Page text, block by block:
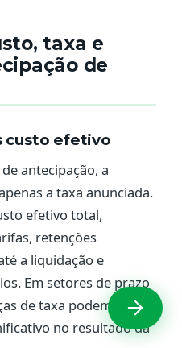
taxa e
de
custo efetivo
antecipação, a
a taxa anunciada.
efetivo total,
retenções
a liquidação e
Em setores de prazo
de taxa podem
no resultado da